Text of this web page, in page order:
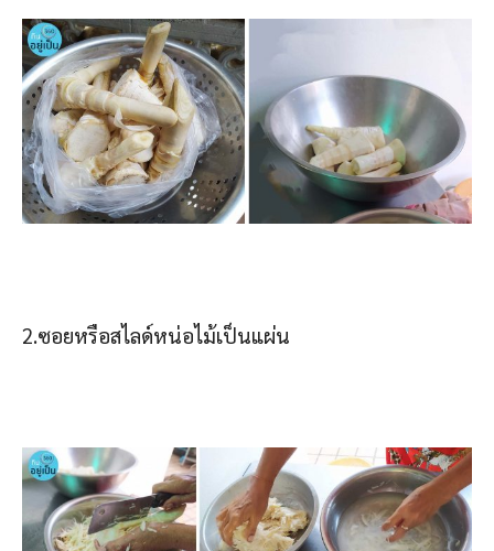
2.ซอยหรือสไลด์หน่อไม้เป็นแผ่น